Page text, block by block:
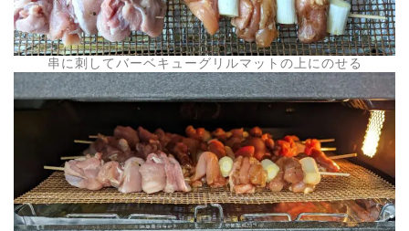
串に刺してバーベキューグリルマットの上にのせる